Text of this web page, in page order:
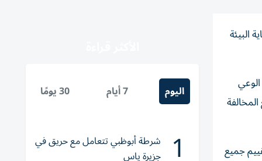
البيئة
جميع
اليوم 7 أيام 30 يومًا
1 شرطة أبوظبي تتعامل مع حريق في
جزيرة ياس